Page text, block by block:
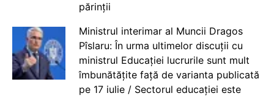
părinții
Ministrul interimar al Muncii Dragos
Pîslaru: În urma ultimelor discuții cu
ministrul Educației lucrurile sunt mult
îmbunătățite față de varianta publicată
pe 17 iulie / Sectorul educației este